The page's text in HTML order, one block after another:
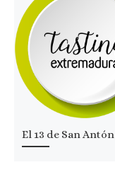
El 13 de San Antón